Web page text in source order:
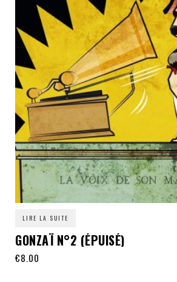
LIRE LA SUITE
GONZAÏ N°2 (ÉPUISÉ)
€8.00